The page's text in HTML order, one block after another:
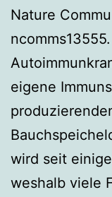
Nature
eigene
wird seit
weshalb viele